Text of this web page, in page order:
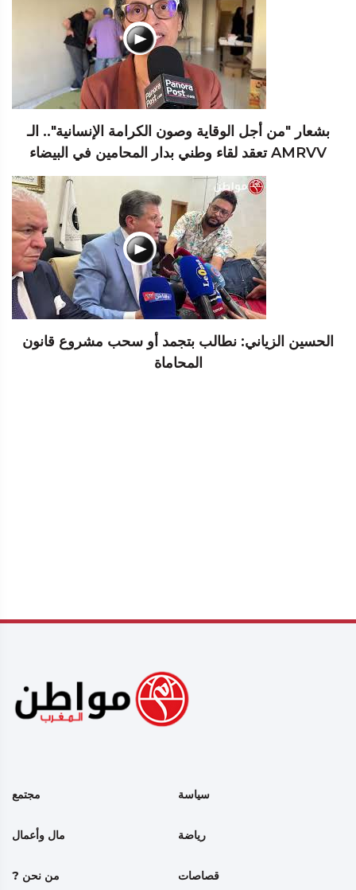
بشعار "من أجل الوقاية وصون الكرامة الإنسانية".. الـ
AMRVV تعقد لقاء وطني بدار المحامين في البيضاء
الحسين الزياني: نطالب بتجمد أو سحب مشروع قانون
المحاماة
سياسة مجتمع
رياضة مال وأعمال
قصاصات من نحن ?